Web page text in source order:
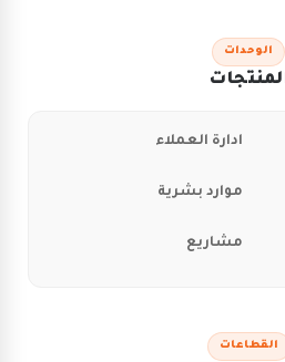
الوحدات
ادارة العملاء
موارد بشرية
مشاريع
القطاعات